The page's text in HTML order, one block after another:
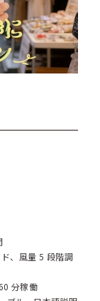
、風量 5 段階調
分稼働